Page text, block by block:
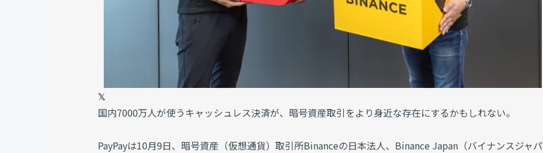
𝕏
国内7000万人が使うキャッシュレス決済が、暗号資産取引をより身近な存在にするかもしれない。
PayPayは10月9日、暗号資産（仮想通貨）取引所Binanceの日本法人、Binance Japan（バイナンスジャパ